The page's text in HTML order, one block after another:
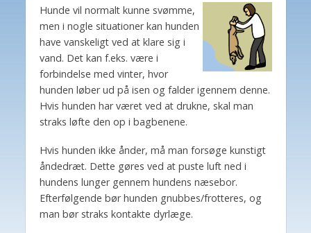
Hunde vil normalt kunne svømme,
men i nogle situationer kan hunden
have vanskeligt ved at klare sig i
vand. Det kan f.eks. være i
forbindelse med vinter, hvor
hunden løber ud på isen og falder igennem denne.
Hvis hunden har været ved at drukne, skal man
straks løfte den op i bagbenene.
Hvis hunden ikke ånder, må man forsøge kunstigt
åndedræt. Dette gøres ved at puste luft ned i
hundens lunger gennem hundens næsebor.
Efterfølgende bør hunden gnubbes/frotteres, og
man bør straks kontakte dyrlæge.